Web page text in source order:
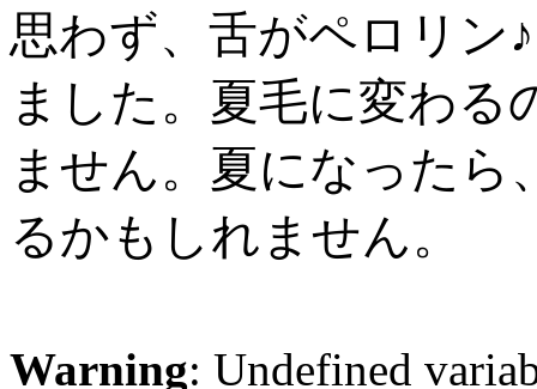
思わず、舌がペロリン
ました。夏毛に変わ
ません。夏になったら
るかもしれません。
Warning: Undefined